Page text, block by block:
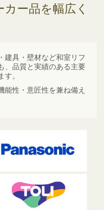
ー品を幅広く
建具・壁材など和室リフ
、品質と実績のある主要
。
能性・意匠性を兼ね備え